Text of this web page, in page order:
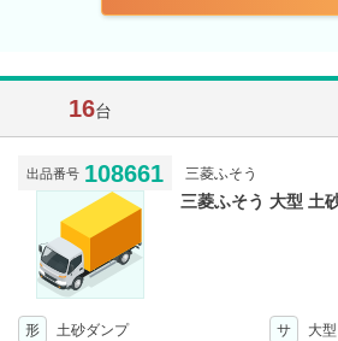
16台
出品番号 108661 三菱ふそう
三菱ふそう 大型 土
形 土砂ダンプ サ
大型